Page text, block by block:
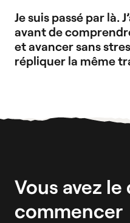
Je suis passé par là.
avant de
et avancer sans
répliquer la même
Vous avez
commencer